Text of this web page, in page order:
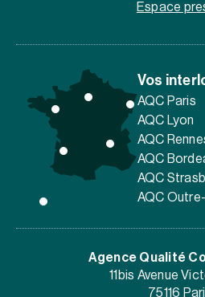
Espace
Vos
AQC Paris
AQC Lyon
AQC
AQC
AQC
AQC
Agence Qualité
11bis Avenue
75116